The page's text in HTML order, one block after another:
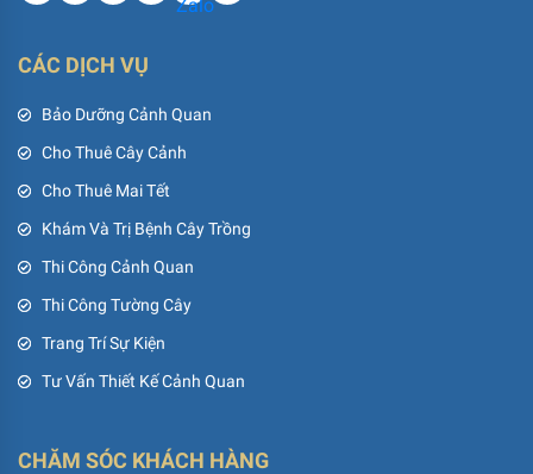
CÁC DỊCH VỤ
Bảo Dưỡng Cảnh Quan
Cho Thuê Cây Cảnh
Cho Thuê Mai Tết
Khám Và Trị Bệnh Cây Trồng
Thi Công Cảnh Quan
Thi Công Tường Cây
Trang Trí Sự Kiện
Tư Vấn Thiết Kế Cảnh Quan
CHĂM SÓC KHÁCH HÀNG